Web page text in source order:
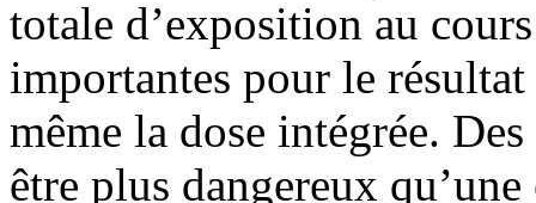
totale d’exposition au
importantes pour le
même la dose intégrée.
être plus dangereux